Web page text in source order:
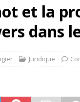
et la
dans
Juridique